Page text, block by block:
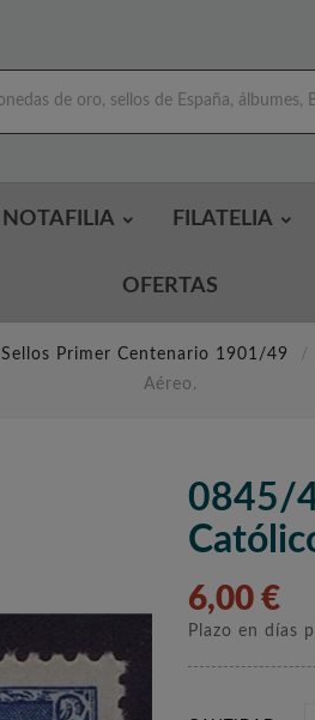
NOTAFILIA FILATELIA
OFERTAS
Sellos Primer Centenario 1901/49
Aéreo.
0845/
6,00 €
Plazo en días